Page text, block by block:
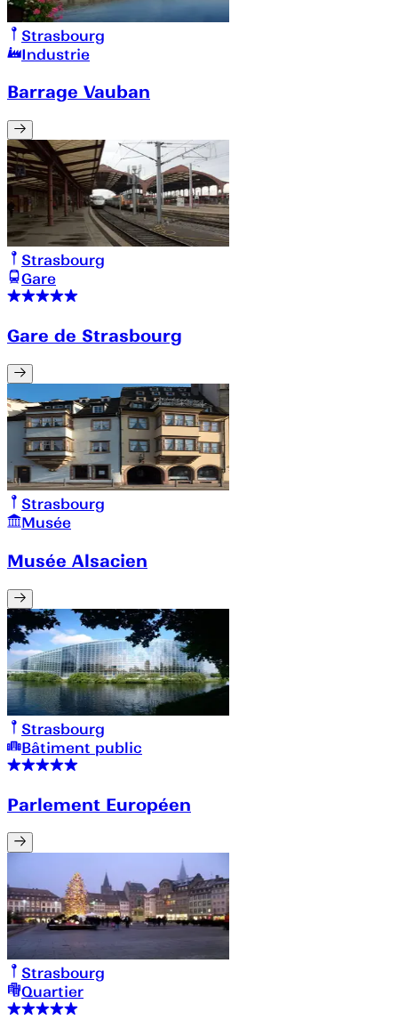
Strasbourg
Industrie
Barrage Vauban
Strasbourg
Gare
Gare de Strasbourg
Strasbourg
Musée
Musée Alsacien
Strasbourg
Bâtiment public
Parlement Européen
Strasbourg
Quartier